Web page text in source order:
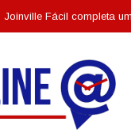
completa um mês |